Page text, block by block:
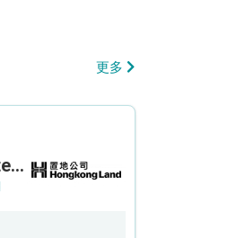
更多
Customer Service Attendant (5-day work)